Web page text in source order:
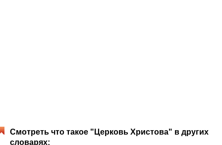
Смотреть что такое "Церковь Христова" в других
словарях: